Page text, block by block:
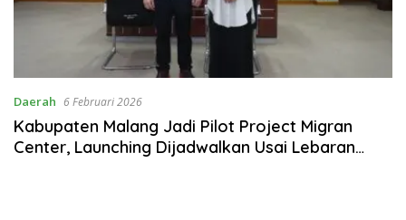
Daerah 6 Februari 2026
Kabupaten Malang Jadi Pilot Project Migran
Center, Launching Dijadwalkan Usai Lebaran